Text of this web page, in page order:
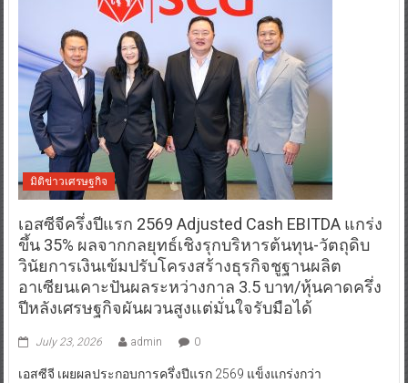
มิติข่าวเศรษฐกิจ
เอสซีจีครึ่งปีแรก 2569 Adjusted Cash EBITDA แกร่ง
ขึ้น 35% ผลจากกลยุทธ์เชิงรุกบริหารต้นทุน-วัตถุดิบ
วินัยการเงินเข้มปรับโครงสร้างธุรกิจชูฐานผลิต
อาเซียนเคาะปันผลระหว่างกาล 3.5 บาท/หุ้นคาดครึ่ง
ปีหลังเศรษฐกิจผันผวนสูงแต่มั่นใจรับมือได้
July 23, 2026 admin 0
เอสซีจี เผยผลประกอบการครึ่งปีแรก 2569 แข็งแกร่งกว่า